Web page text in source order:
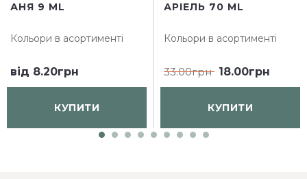
АНЯ 9 ML
Кольори в асортименті
від 8.20грн
КУПИТИ
АРІЕЛЬ 70 ML
Кольори в асортименті
33.00грн 18.00грн
КУПИТИ